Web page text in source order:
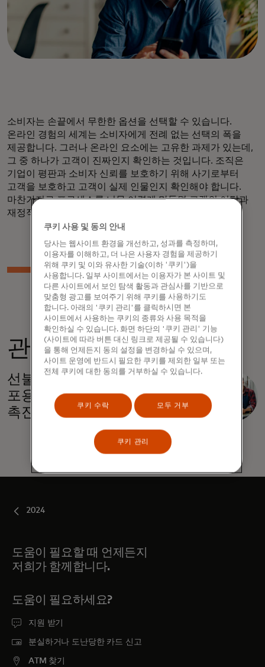
소비자는 손끝에서 무한한 옵션을 선택할 수 있습니다.
온라인 경험의 세계는 소비자에게 전례 없는 선택의 폭을
제공합니다. 그러나 온라인 요소에는 고유한 과제가 있는데,
그 중 하나가 고객이 진짜인지 확인하는 것입니다. 조직은
기업이 평판과 소비자 신뢰를 보호하기 위해 사기로부터
고객을 보호하고 고객이 실제 인물인지 확인해야 합니다.
마찬가지로 프로세스를 너무 어렵게 만들면 고객의 이탈과
재정적 손실이 발생할 수 있습니다.
관련
선불 솔루션이 영향력 있고
포용적인 정부 지출을
촉진하는 방법
새 탭에서 열림
2024
도움이 필요할 때 언제든지
저희가 함께합니다.
도움이 필요하세요?
지원 받기
분실하거나 도난당한 카드 신고
ATM 찾기
쿠키 사용 및 동의 안내
당사는 웹사이트 환경을 개선하고, 성과를 측정하며,
이용자를 이해하고, 더 나은 사용자 경험을 제공하기
위해 쿠키 및 이와 유사한 기술(이하 '쿠키')을
사용합니다. 일부 사이트에서는 이용자가 본 사이트 및
다른 사이트에서 보인 탐색 활동과 관심사를 기반으로
맞춤형 광고를 보여주기 위해 쿠키를 사용하기도
합니다. 아래의 '쿠키 관리'를 클릭하시면 본
사이트에서 사용하는 쿠키의 종류와 사용 목적을
확인하실 수 있습니다. 화면 하단의 '쿠키 관리' 기능
(사이트에 따라 버튼 대신 링크로 제공될 수 있습니다)
을 통해 언제든지 동의 설정을 변경하실 수 있으며,
사이트 운영에 반드시 필요한 쿠키를 제외한 일부 또는
전체 쿠키에 대한 동의를 거부하실 수 있습니다.
쿠키 수락 모두 거부
쿠키 관리